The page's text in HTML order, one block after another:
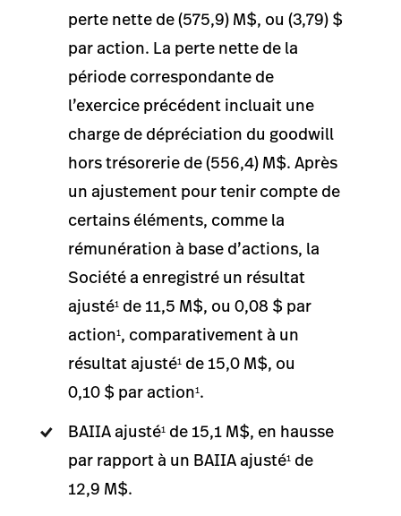
perte nette de (575,9) M$, ou (3,79) $
par action. La perte nette de la
période correspondante de
l’exercice précédent incluait une
charge de dépréciation du goodwill
hors trésorerie de (556,4) M$. Après
un ajustement pour tenir compte de
certains éléments, comme la
rémunération à base d’actions, la
Société a enregistré un résultat
ajusté1 de 11,5 M$, ou 0,08 $ par
action1, comparativement à un
résultat ajusté1 de 15,0 M$, ou
0,10 $ par action1.
BAIIA ajusté1 de 15,1 M$, en hausse
par rapport à un BAIIA ajusté1 de
12,9 M$.